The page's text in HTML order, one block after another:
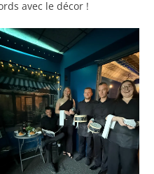
avec le décor !